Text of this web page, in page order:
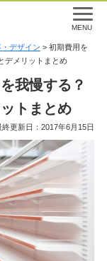
MENU
デザイン > 初期費用を
デメリットまとめ
我慢する？
トまとめ
終更新日：2017年6月15日